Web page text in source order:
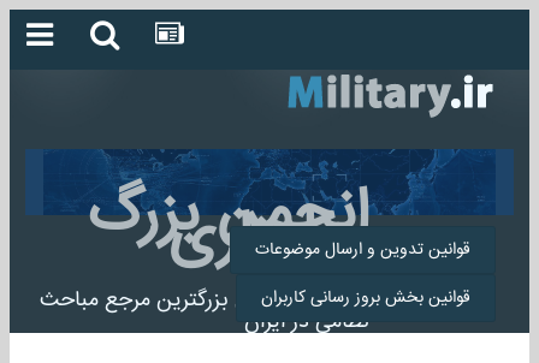
انجمن بزرگ
میلیتاری
انجمن میلیتاری بزرگترین مرجع مباحث
نظامی در ایران
قوانین تدوین و ارسال موضوعات
قوانین بخش بروز رسانی کاربران